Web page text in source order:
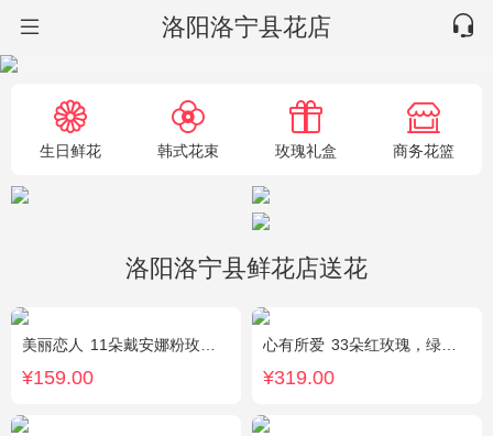
洛阳洛宁县花店
生日鲜花 韩式花束 玫瑰礼盒 商务花篮
洛阳洛宁县鲜花店送花
美丽恋人 11朵戴安娜粉玫瑰，粉色满天星、尤加利绿叶搭配
¥159.00
心有所爱 33朵红玫瑰，绿叶搭配
¥319.00